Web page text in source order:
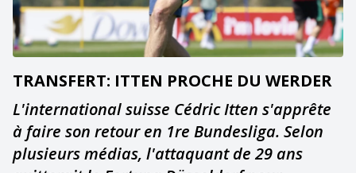
TRANSFERT: ITTEN PROCHE DU WERDER
L'international suisse Cédric Itten s'apprête
à faire son retour en 1re Bundesliga. Selon
plusieurs médias, l'attaquant de 29 ans